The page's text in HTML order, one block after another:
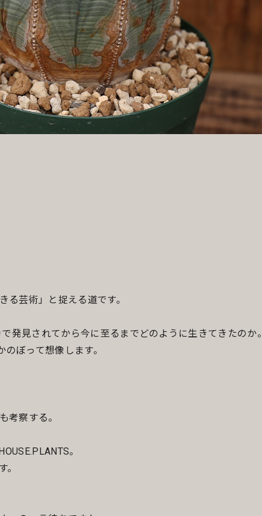
る芸術」と捉える道です。
発見されてから今に至るまでどのように生きてきたのか。
ぼって想像します。
考察する。
。